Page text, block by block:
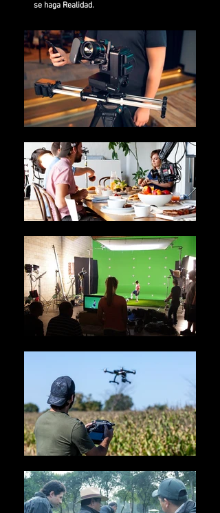
se haga Realidad.